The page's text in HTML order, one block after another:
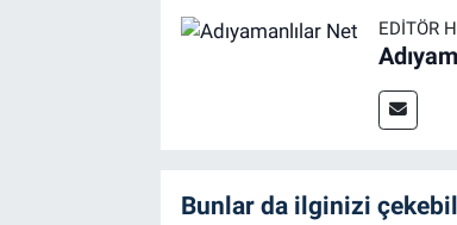
EDITÖR
Bunlar da ilginizi